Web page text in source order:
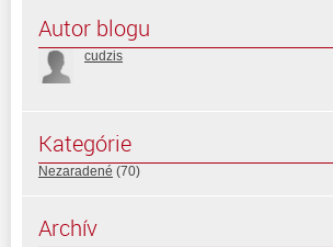
Autor blogu
cudzis
Kategórie
Nezaradené (70)
Archív